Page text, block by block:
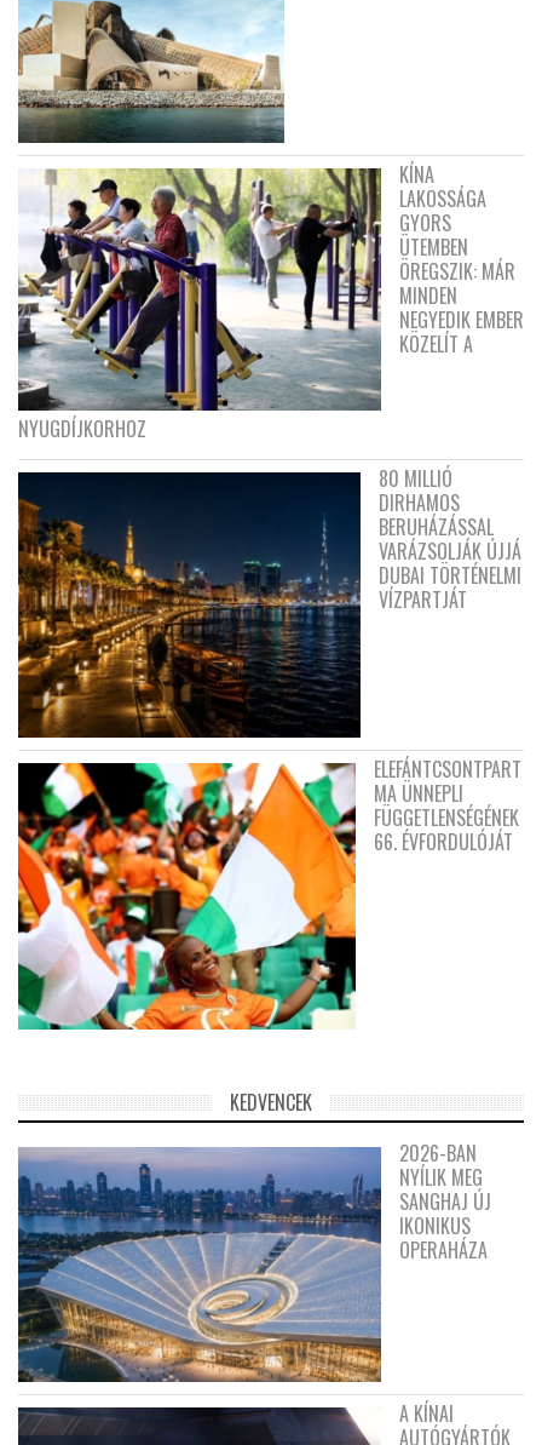
KÍNA
LAKOSSÁGA
GYORS
ÜTEMBEN
ÖREGSZIK: MÁR
MINDEN
NEGYEDIK EMBER
KÖZELÍT A
NYUGDÍJKORHOZ
80 MILLIÓ
DIRHAMOS
BERUHÁZÁSSAL
VARÁZSOLJÁK ÚJJÁ
DUBAI TÖRTÉNELMI
VÍZPARTJÁT
ELEFÁNTCSONTPART
MA ÜNNEPLI
FÜGGETLENSÉGÉNEK
66. ÉVFORDULÓJÁT
KEDVENCEK
2026-BAN
NYÍLIK MEG
SANGHAJ ÚJ
IKONIKUS
OPERAHÁZA
A KÍNAI
AUTÓGYÁRTÓK